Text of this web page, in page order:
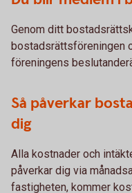
Genom ditt
bostadsrättsföreningen
föreningens
Så påverkar
dig
Alla kostnader och
påverkar dig via
fastigheten, kommer